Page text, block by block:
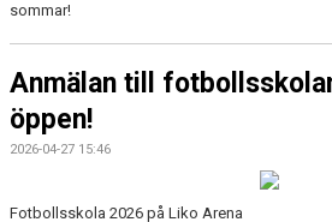
sommar!
Anmälan till
öppen!
2026-04-27 15:46
Fotbollsskola 2026 på Liko Arena